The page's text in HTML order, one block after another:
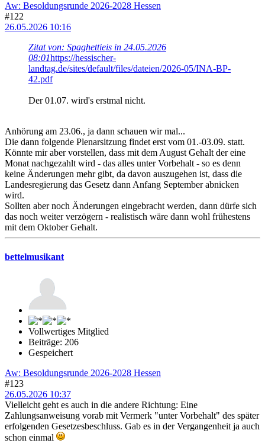
Aw: Besoldungsrunde 2026-2028 Hessen
#122
26.05.2026 10:16
Zitat von: Spaghettieis in 24.05.2026
08:01https://hessischer-
landtag.de/sites/default/files/dateien/2026-05/INA-BP-
42.pdf
Der 01.07. wird's erstmal nicht.
Anhörung am 23.06., ja dann schauen wir mal...
Die dann folgende Plenarsitzung findet erst vom 01.-03.09. statt.
Könnte mir aber vorstellen, dass mit dem August Gehalt der eine
Monat nachgezahlt wird - das alles unter Vorbehalt - so es denn
keine Änderungen mehr gibt, da davon auszugehen ist, dass die
Landesregierung das Gesetz dann Anfang September abnicken
wird.
Sollten aber noch Änderungen eingebracht werden, dann dürfe sich
das noch weiter verzögern - realistisch wäre dann wohl frühestens
mit dem Oktober Gehalt.
bettelmusikant
Vollwertiges Mitglied
Beiträge: 206
Gespeichert
Aw: Besoldungsrunde 2026-2028 Hessen
#123
26.05.2026 10:37
Vielleicht geht es auch in die andere Richtung: Eine
Zahlungsanweisung vorab mit Vermerk "unter Vorbehalt" des später
erfolgenden Gesetzesbeschluss. Gab es in der Vergangenheit ja auch
schon einmal